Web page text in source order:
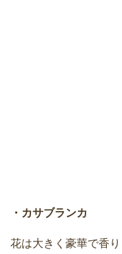
・カサブランカ
花は大きく豪華で香